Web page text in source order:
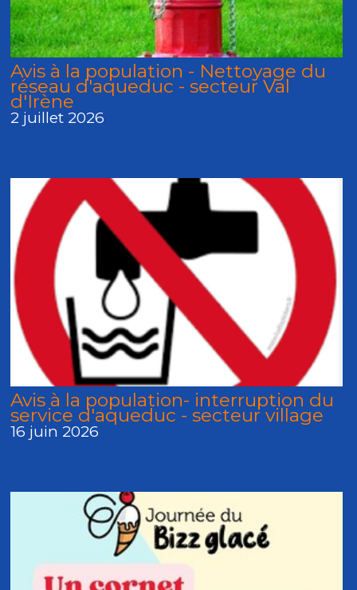
Avis à la population - Nettoyage du
réseau d'aqueduc - secteur Val
d'Irène
2 juillet 2026
Avis à la population- interruption du
service d'aqueduc - secteur village
16 juin 2026